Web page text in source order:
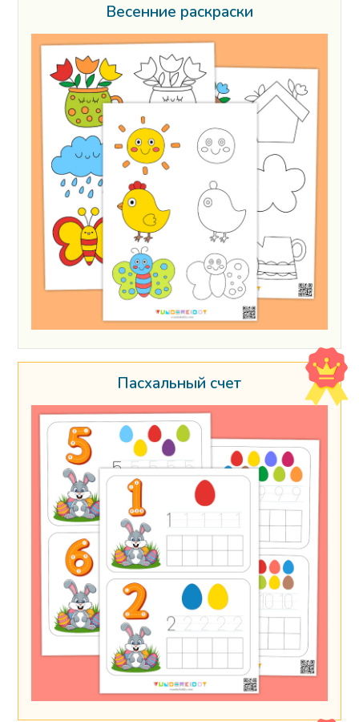
Весенние раскраски
Пасхальный счет